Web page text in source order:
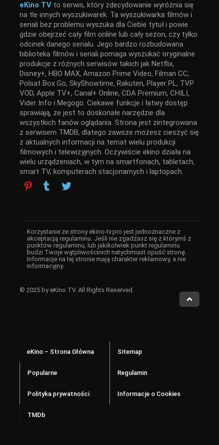
eKino TV to serwis, który zdecydowanie wyróżnia się
na tle innych wyszukiwarek. Ta wyszukiwarka filmów i
seriali bez problemu wyszuka dla Ciebie tytuł i powie
gdzie obejrzeć cały film online lub cały sezon, czy tylko
odcinek danego serialu. Jego bardzo rozbudowana
biblioteka filmów i seriali pomaga wyszukać oryginalne
produkcje z różnych serwisów takich jak Netflix,
Disney+, HBO MAX, Amazon Prime Video, Filman CC,
Polsat Box Go, SkyShowtime, Rakuten, Player PL, TVP
VOD, Apple TV+, Canal+ Online, CDA Premium, CHILI,
Vider Info i Megogo. Ciekawe funkcje i łatwy dostęp
sprawiają, że jest to doskonałe narzędzie dla
wszystkich fanów oglądania. Strona jest zintegrowana
z serwisem TMDB, dlatego zawsze możesz cieszyć się
z aktualnych informacji na temat wielu produkcji
filmowych i telewizyjnych. Oczywiście ekino działa na
wielu urządzeniach, w tym na smartfonach, tabletach,
smart TV, komputerach stacjonarnych i laptopach.
Korzystanie ze strony ekino-tv.pro jest jednoznaczne z
akceptacją regulaminu. Jeśli nie zgadzasz się z którymś z
punktów regulaminu, lub jakikolwiek punkt regulaminu
budzi Twoje wątpliwościnich natychmiast opuść stronę.
Informacje na tej stronie mają charakter reklamowy, a nie
informacyjny.
© 2025 by eKino TV. All Rights Reserved.
eKino – Strona Główna Sitemap
Popularne Regulamin
Polityka prywatności Informacje o Cookies
TMDb